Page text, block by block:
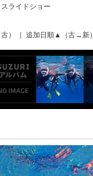
スライドショー
） 追加日順▲（古→新）